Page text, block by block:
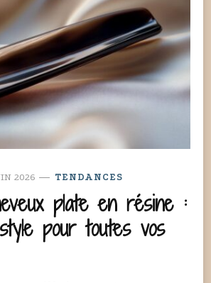
2026 TENDANCES
plate en résine :
pour toutes vos